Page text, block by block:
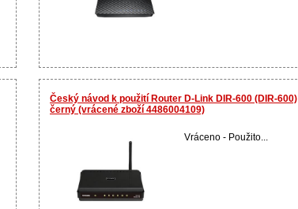
Český návod k použití Router D-Link DIR-600 (DIR-600)
černý (vrácené zboží 4486004109)
Vráceno - Použito...